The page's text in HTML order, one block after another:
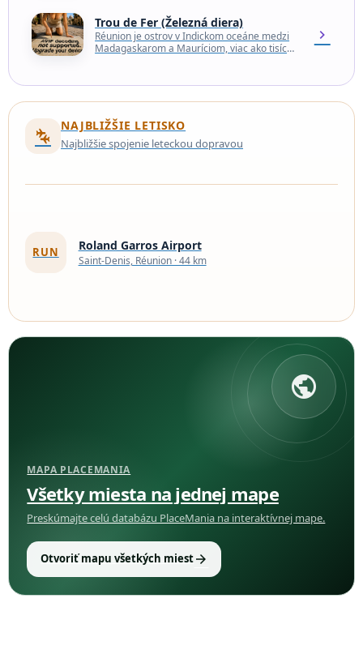
Trou de Fer (Železná diera)
Réunion je ostrov v Indickom oceáne medzi
Madagaskarom a Mauríciom, viac ako tisíc
chevron_right
connecting_airports
NAJBLIŽŠIE LETISKO
Najbližšie spojenie leteckou dopravou
RUN Roland Garros Airport
Saint-Denis, Réunion · 44 km
public
MAPA PLACEMANIA
Všetky miesta na jednej mape
Preskúmajte celú databázu PlaceMania na interaktívnej mape.
Otvoriť mapu všetkých miestarrow_forward